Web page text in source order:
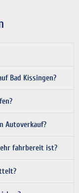
Bad Kissingen?
Autoverkauf?
fahrbereit ist?